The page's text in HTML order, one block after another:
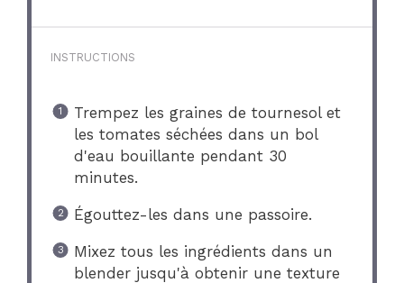
INSTRUCTIONS
Trempez les graines de tournesol et
les tomates séchées dans un bol
d'eau bouillante pendant 30
minutes.
Égouttez-les dans une passoire.
Mixez tous les ingrédients dans un
blender jusqu'à obtenir une texture